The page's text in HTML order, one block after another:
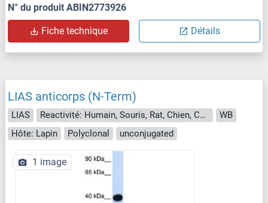
N° du produit ABIN2773926
Fiche technique Détails
LIAS anticorps (N-Term)
LIAS Reactivité: Humain, Souris, Rat, Chien, Cheval, Lapin, Boeuf (Vache), Poisson zèbre (Danio rerio), Cobaye, Porc
WB
Hôte: Lapin
Polyclonal unconjugated
1 image